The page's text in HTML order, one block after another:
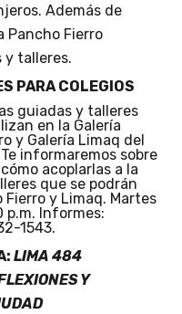
Además de
Pancho Fierro
y talleres.
PARA COLEGIOS
guiadas y talleres
en la Galería
y Galería Limaq del
informaremos sobre
acoplarlas a la
que se podrán
Fierro y Limaq. Martes
p.m. Informes:
1543.
LIMA 484
Y